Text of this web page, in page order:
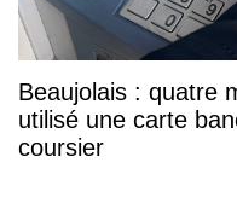
Beaujolais : quatre
utilisé une carte
coursier